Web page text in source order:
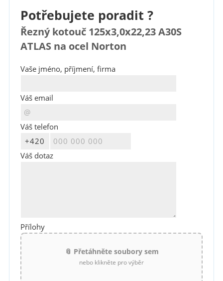
Potřebujete poradit ?
Řezný kotouč 125x3,0x22,23 A30S
ATLAS na ocel Norton
Vaše jméno, příjmení, firma
Váš email
Váš telefon
Váš dotaz
Přílohy
📎 Přetáhněte soubory sem
nebo klikněte pro výběr